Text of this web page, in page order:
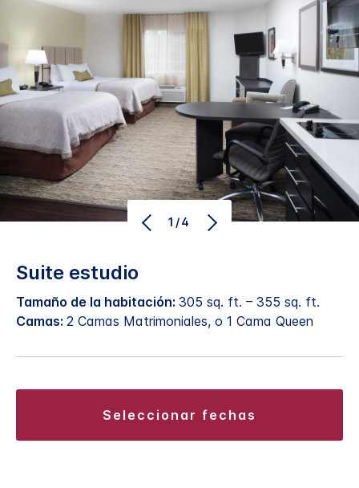
1/4
Suite estudio
Tamaño de la habitación: 305 sq. ft. – 355 sq. ft.
Camas: 2 Camas Matrimoniales, o 1 Cama Queen
seleccionar fechas